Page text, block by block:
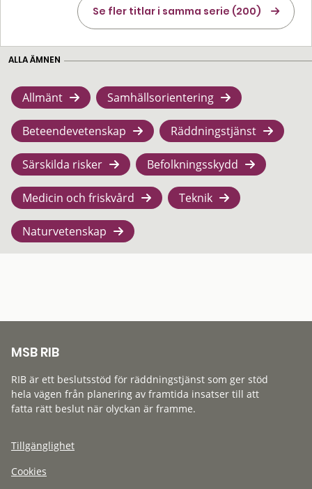
Se fler titlar i samma serie (200)
ALLA ÄMNEN
Allmänt Samhällsorientering
Beteendevetenskap Räddningstjänst
Särskilda risker Befolkningsskydd
Medicin och friskvård Teknik
Naturvetenskap
MSB RIB
RIB är ett beslutsstöd för räddningstjänst som ger stöd
hela vägen från planering av framtida insatser till att
fatta rätt beslut när olyckan är framme.
Tillgänglighet
Cookies